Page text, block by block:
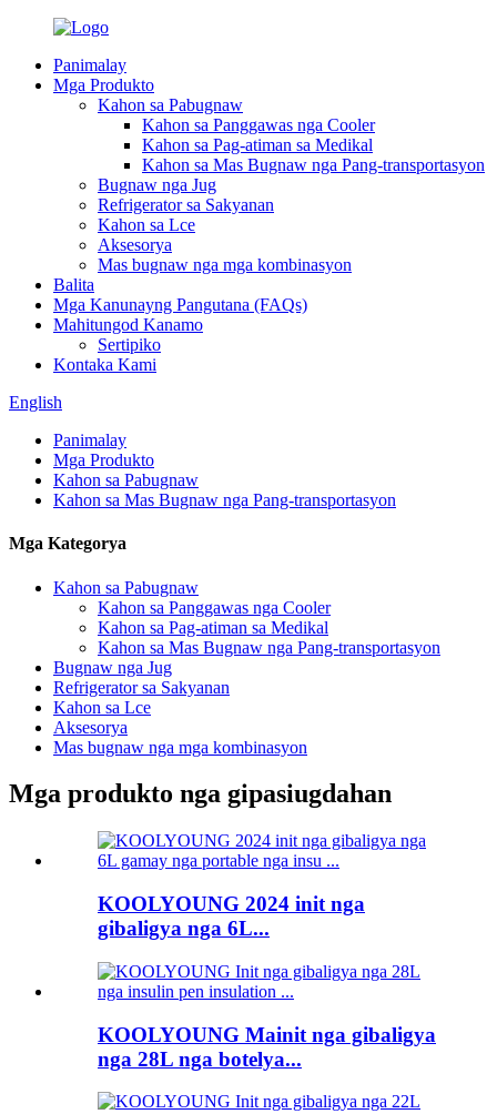
Panimalay
Mga Produkto
Kahon sa Pabugnaw
Kahon sa Panggawas nga Cooler
Kahon sa Pag-atiman sa Medikal
Kahon sa Mas Bugnaw nga Pang-transportasyon
Bugnaw nga Jug
Refrigerator sa Sakyanan
Kahon sa Lce
Aksesorya
Mas bugnaw nga mga kombinasyon
Balita
Mga Kanunayng Pangutana (FAQs)
Mahitungod Kanamo
Sertipiko
Kontaka Kami
English
Panimalay
Mga Produkto
Kahon sa Pabugnaw
Kahon sa Mas Bugnaw nga Pang-transportasyon
Mga Kategorya
Kahon sa Pabugnaw
Kahon sa Panggawas nga Cooler
Kahon sa Pag-atiman sa Medikal
Kahon sa Mas Bugnaw nga Pang-transportasyon
Bugnaw nga Jug
Refrigerator sa Sakyanan
Kahon sa Lce
Aksesorya
Mas bugnaw nga mga kombinasyon
Mga produkto nga gipasiugdahan
KOOLYOUNG 2024 init nga
gibaligya nga 6L...
KOOLYOUNG Mainit nga gibaligya
nga 28L nga botelya...